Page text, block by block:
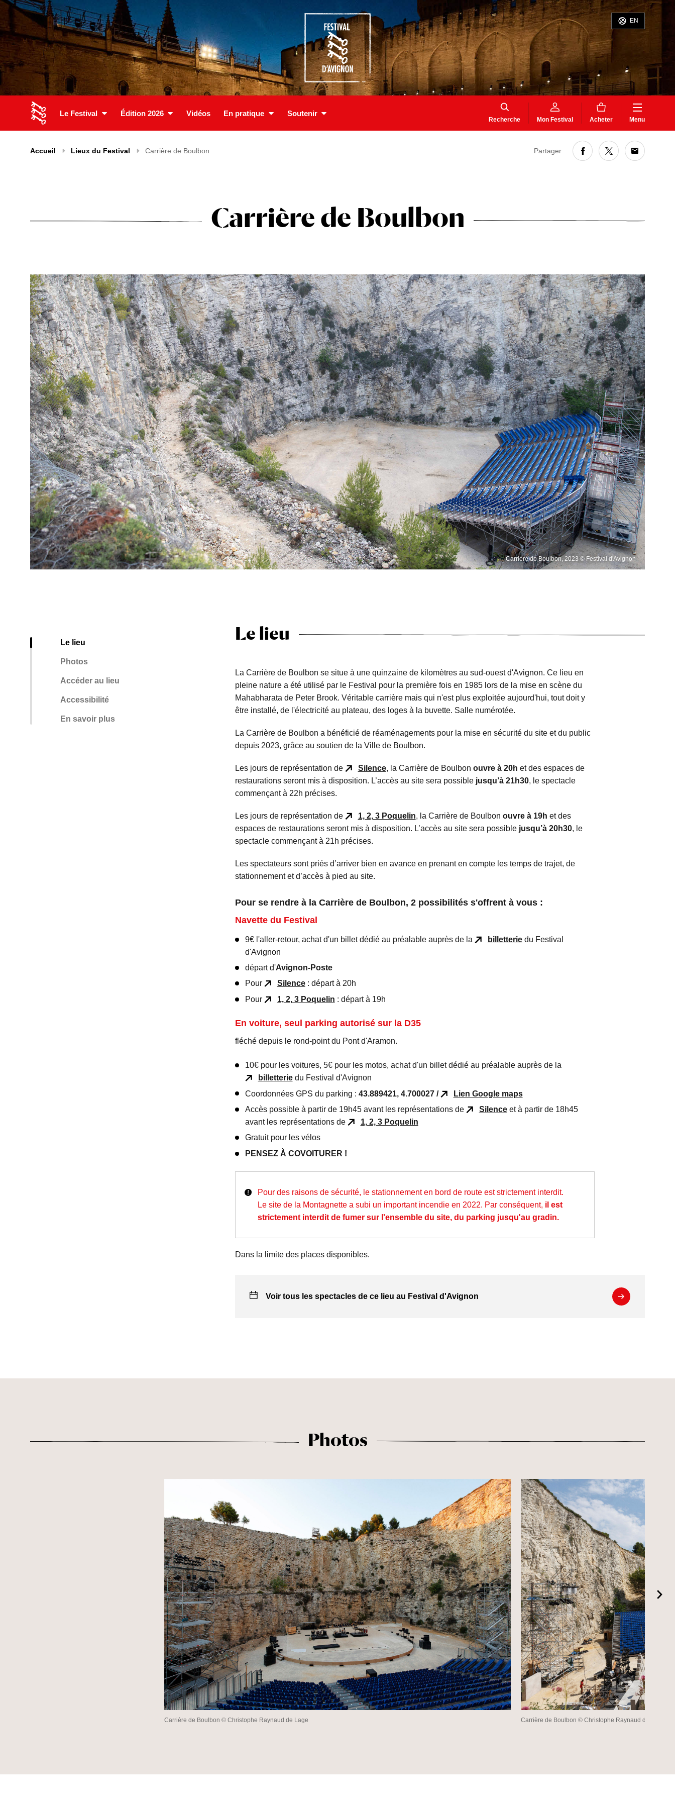
EN
Le Festival Édition 2026 Vidéos En pratique Soutenir
Recherche Mon Festival Acheter Menu
Accueil Lieux du Festival Carrière de Boulbon Partager
Carrière de Boulbon
Carrière de Boulbon, 2023 © Festival d'Avignon
Le lieu
Photos
Accéder au lieu
Accessibilité
En savoir plus
Le lieu
La Carrière de Boulbon se situe à une quinzaine de kilomètres au sud-ouest d'Avignon. Ce lieu en
pleine nature a été utilisé par le Festival pour la première fois en 1985 lors de la mise en scène du
Mahabharata de Peter Brook. Véritable carrière mais qui n'est plus exploitée aujourd'hui, tout doit y
être installé, de l'électricité au plateau, des loges à la buvette. Salle numérotée.
La Carrière de Boulbon a bénéficié de réaménagements pour la mise en sécurité du site et du public
depuis 2023, grâce au soutien de la Ville de Boulbon.
Les jours de représentation de Silence, la Carrière de Boulbon ouvre à 20h et des espaces de
restaurations seront mis à disposition. L’accès au site sera possible jusqu’à 21h30, le spectacle
commençant à 22h précises.
Les jours de représentation de 1, 2, 3 Poquelin, la Carrière de Boulbon ouvre à 19h et des
espaces de restaurations seront mis à disposition. L’accès au site sera possible jusqu’à 20h30, le
spectacle commençant à 21h précises.
Les spectateurs sont priés d’arriver bien en avance en prenant en compte les temps de trajet, de
stationnement et d’accès à pied au site.
Pour se rendre à la Carrière de Boulbon, 2 possibilités s'offrent à vous :
Navette du Festival
9€ l'aller-retour, achat d'un billet dédié au préalable auprès de la billetteriedu Festival
d'Avignon
départ d'Avignon-Poste
Pour
Silence: départ à 20h
Pour
1, 2, 3 Poquelin : départ à 19h
En voiture, seul parking autorisé sur la D35
fléché depuis le rond-point du Pont d'Aramon.
10€ pour les voitures, 5€ pour les motos, achat d'un billet dédié au préalable auprès de la
billetteriedu Festival d'Avignon
Coordonnées GPS du parking : 43.889421, 4.700027 /
Lien Google maps
Accès possible à partir de 19h45 avant les représentations de
Silenceet à partir de 18h45
avant les représentations de
1, 2, 3 Poquelin
Gratuit pour les vélos
PENSEZ À COVOITURER !
Pour des raisons de sécurité, le stationnement en bord de route est strictement interdit.
Le site de la Montagnette a subi un important incendie en 2022. Par conséquent, il est
strictement interdit de fumer sur l'ensemble du site, du parking jusqu'au gradin.
Dans la limite des places disponibles.
Voir tous les spectacles de ce lieu au Festival d'Avignon
Photos
Carrière de Boulbon © Christophe Raynaud de Lage Carrière de Boulbon © Christophe Raynaud de Lage